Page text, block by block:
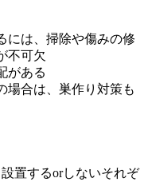
には、掃除や傷みの修
不可欠
がある
場合は、巣作り対策も
置するorしないそれぞ